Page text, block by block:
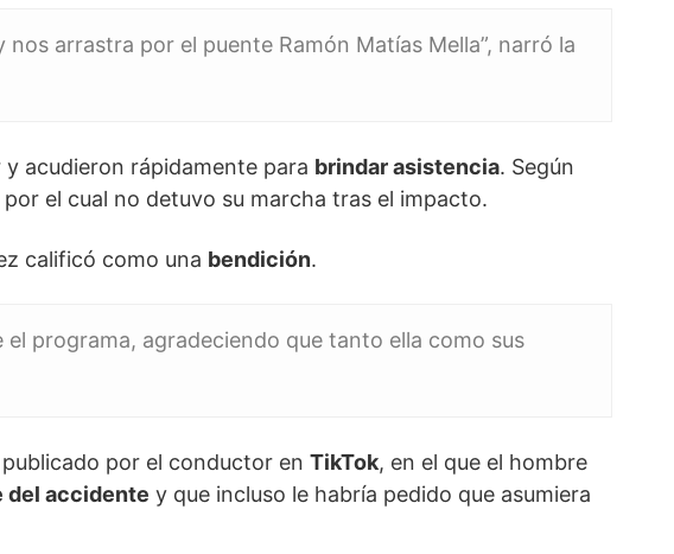
arrastra por el puente Ramón Matías Mella”, narró la
acudieron rápidamente para brindar asistencia. Según
el cual no detuvo su marcha tras el impacto.
calificó como una bendición.
el programa, agradeciendo que tanto ella como sus
por el conductor en TikTok, en el que el hombre
del accidente y que incluso le habría pedido que asumiera